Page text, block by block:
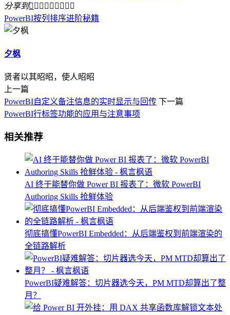
分享到        
PowerBI按列排序进阶秘籍
夕枫
贤者以其昭昭，使人昭昭
上一篇
PowerBI自定义备注信息的实时显示与回传 下一篇
PowerBI行标签功能的应用与注意事项
相关推荐
AI 终于能替你做 Power BI 报表了：微软 PowerBI
Authoring Skills 抢鲜体验
彻底搞懂PowerBI Embedded：从后端鉴权到前端渲染的
全链路解析
PowerBI疑难解答：切片器选今天，PM MTD却算出了整
月？